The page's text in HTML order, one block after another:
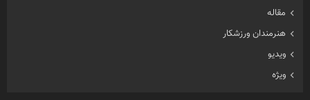
مقاله
هنرمندان ورزشکار
ویدیو
ویژه